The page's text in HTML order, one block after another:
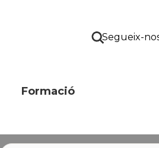
Segueix-
Formació